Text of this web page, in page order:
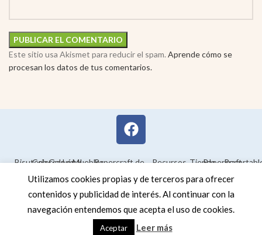
Este sitio usa Akismet para reducir el spam. Aprende cómo se
procesan los datos de tus comentarios.
BisuteríaColorear
Galería
LegalMueblesPapercraft de
Maquetas en
Recursos
educativos
TiendaPapercraft
Utilizamos cookies propias y de terceros para ofrecer
contenidos y publicidad de interés. Al continuar con la
navegación entendemos que acepta el uso de cookies.
Aceptar Leer más